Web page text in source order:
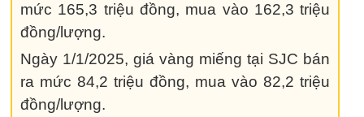
mức 165,3 triệu đồng, mua vào 162,3 triệu
đồng/lượng.
Ngày 1/1/2025, giá vàng miếng tại SJC bán
ra mức 84,2 triệu đồng, mua vào 82,2 triệu
đồng/lượng.